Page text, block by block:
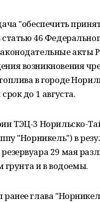
"обеспечить
статью 46
акты
возникновения
в городе
до 1 августа.
ТЭЦ-3 Норильско-
"Норникель") в
29 мая
грунта и в водоемы.
ранее глава